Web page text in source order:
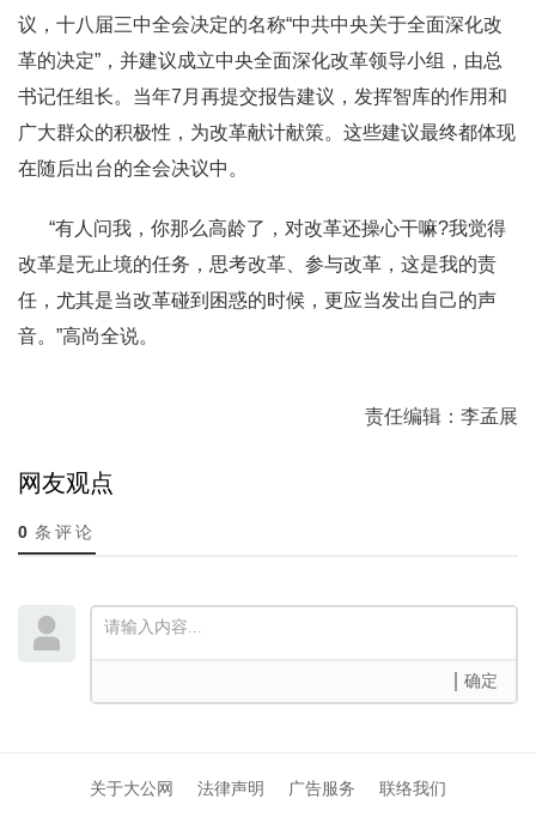
议，十八届三中全会决定的名称“中共中央关于全面深化改
革的决定”，并建议成立中央全面深化改革领导小组，由总
书记任组长。当年7月再提交报告建议，发挥智库的作用和
广大群众的积极性，为改革献计献策。这些建议最终都体现
在随后出台的全会决议中。
“有人问我，你那么高龄了，对改革还操心干嘛?我觉得
改革是无止境的任务，思考改革、参与改革，这是我的责
任，尤其是当改革碰到困惑的时候，更应当发出自己的声
音。”高尚全说。
责任编辑：李孟展
网友观点
0 条评论
确定
关于大公网 法律声明 广告服务 联络我们